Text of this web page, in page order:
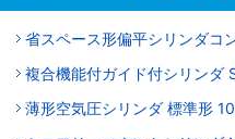
省スペース形偏平シリンダコ
複合機能付ガイド付シリンダ
薄形空気圧シリンダ 標準形